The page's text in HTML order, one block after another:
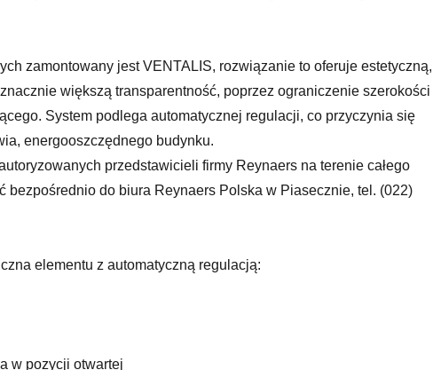
zamontowany jest VENTALIS, rozwiązanie to oferuje estetyczną,
większą transparentność, poprzez ograniczenie szerokości
System podlega automatycznej regulacji, co przyczynia się
energooszczędnego budynku.
przedstawicieli firmy Reynaers na terenie całego
bezpośrednio do biura Reynaers Polska w Piasecznie, tel. (022)
elementu z automatyczną regulacją:
w pozycji otwartej